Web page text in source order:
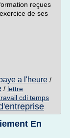
reçues
de ses
a l'heure /
/ lettre
cdi temps
En